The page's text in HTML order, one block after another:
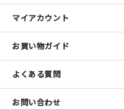
マイアカウント
お買い物ガイド
よくある質問
お問い合わせ